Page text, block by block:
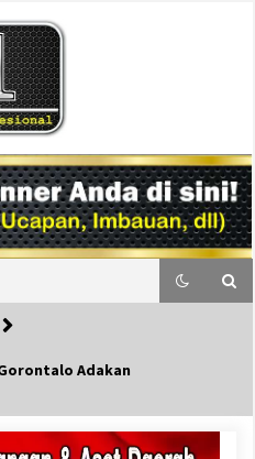
DM1
Adakan